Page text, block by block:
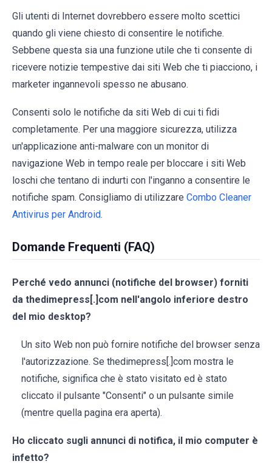
Gli utenti di Internet dovrebbero essere molto scettici
quando gli viene chiesto di consentire le notifiche.
Sebbene questa sia una funzione utile che ti consente di
ricevere notizie tempestive dai siti Web che ti piacciono, i
marketer ingannevoli spesso ne abusano.
Consenti solo le notifiche da siti Web di cui ti fidi
completamente. Per una maggiore sicurezza, utilizza
un'applicazione anti-malware con un monitor di
navigazione Web in tempo reale per bloccare i siti Web
loschi che tentano di indurti con l'inganno a consentire le
notifiche spam. Consigliamo di utilizzare Combo Cleaner
Antivirus per Android.
Domande Frequenti (FAQ)
Perché vedo annunci (notifiche del browser) forniti
da thedimepress[.]com nell'angolo inferiore destro
del mio desktop?
Un sito Web non può fornire notifiche del browser senza
l'autorizzazione. Se thedimepress[.]com mostra le
notifiche, significa che è stato visitato ed è stato
cliccato il pulsante "Consenti" o un pulsante simile
(mentre quella pagina era aperta).
Ho cliccato sugli annunci di notifica, il mio computer è
infetto?